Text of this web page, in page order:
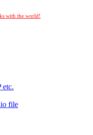
with the world!
etc.
file